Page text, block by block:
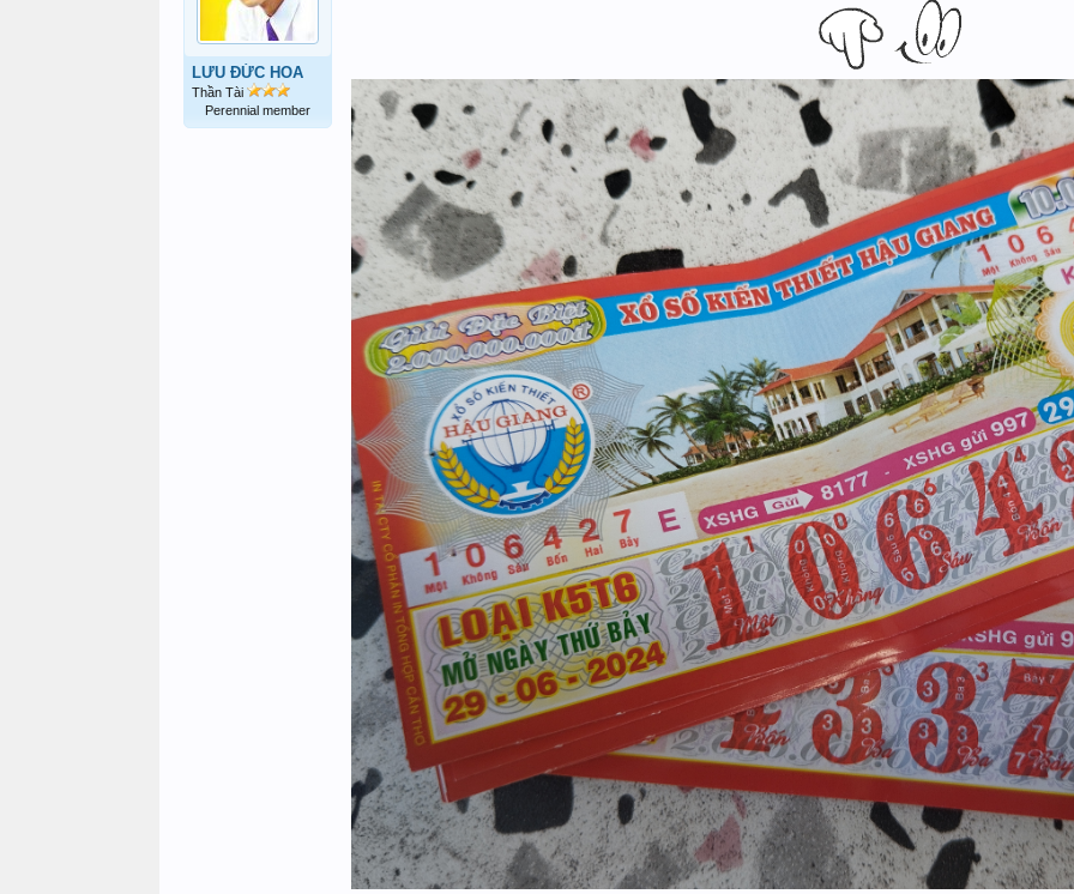
LƯU ĐỨC HOA
Thần Tài
Perennial member